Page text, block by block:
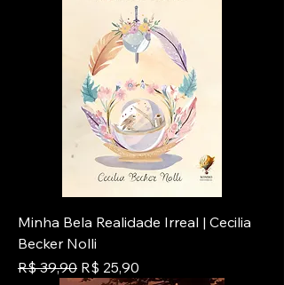
Minha Bela Realidade Irreal | Cecilia
Becker Nolli
Preço normal
R$ 39,90 Preço promocional
R$ 25,90